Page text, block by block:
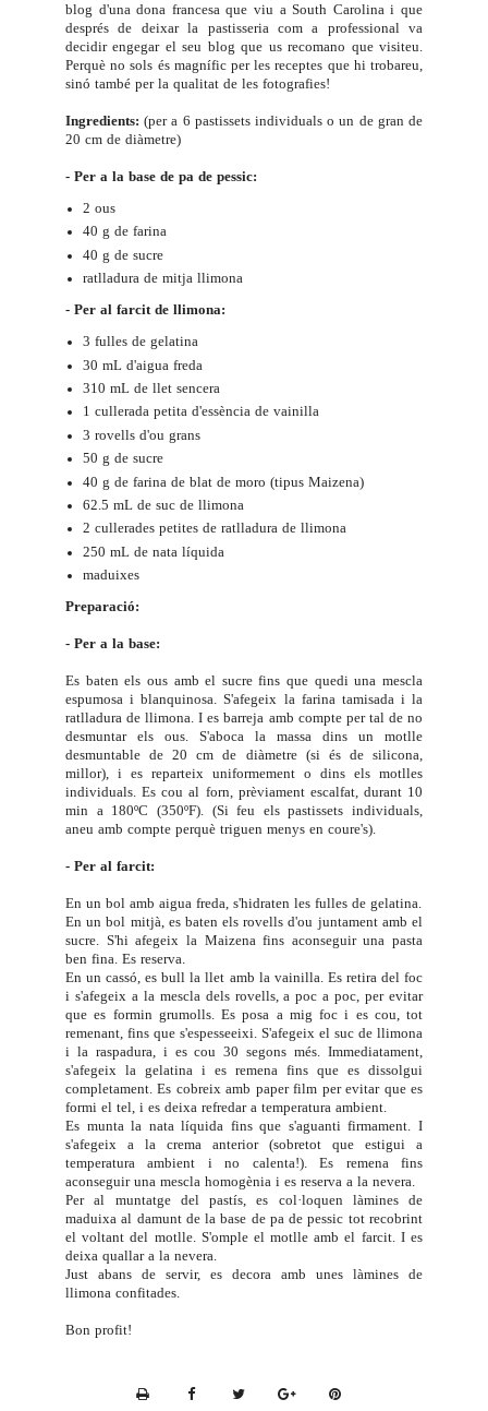
blog d'una dona francesa que viu a South Carolina i que
després de deixar la pastisseria com a professional va
decidir engegar el seu blog que us recomano que visiteu.
Perquè no sols és magnífic per les receptes que hi trobareu,
sinó també per la qualitat de les fotografies!
Ingredients: (per a 6 pastissets individuals o un de gran de
20 cm de diàmetre)
- Per a la base de pa de pessic:
2 ous
40 g de farina
40 g de sucre
ratlladura de mitja llimona
- Per al farcit de llimona:
3 fulles de gelatina
30 mL d'aigua freda
310 mL de llet sencera
1 cullerada petita d'essència de vainilla
3 rovells d'ou grans
50 g de sucre
40 g de farina de blat de moro (tipus Maizena)
62.5 mL de suc de llimona
2 cullerades petites de ratlladura de llimona
250 mL de nata líquida
maduixes
Preparació:
- Per a la base:
Es baten els ous amb el sucre fins que quedi una mescla
espumosa i blanquinosa. S'afegeix la farina tamisada i la
ratlladura de llimona. I es barreja amb compte per tal de no
desmuntar els ous. S'aboca la massa dins un motlle
desmuntable de 20 cm de diàmetre (si és de silicona,
millor), i es reparteix uniformement o dins els motlles
individuals. Es cou al forn, prèviament escalfat, durant 10
min a 180ºC (350ºF).(Si feu els pastissets individuals,
aneu amb compte perquè triguen menys en coure's).
- Per al farcit:
En un bol amb aigua freda, s'hidraten les fulles de gelatina.
En un bol mitjà, es baten els rovells d'ou juntament amb el
sucre. S'hi afegeix la Maizena fins aconseguir una pasta
ben fina. Es reserva.
En un cassó, es bull la llet amb la vainilla. Es retira del foc
i s'afegeix a la mescla dels rovells, a poc a poc, per evitar
que es formin grumolls. Es posa a mig foc i es cou, tot
remenant, fins que s'espesseeixi. S'afegeix el suc de llimona
i la raspadura, i es cou 30 segons més. Immediatament,
s'afegeix la gelatina i es remena fins que es dissolgui
completament. Es cobreix amb paper film per evitar que es
formi el tel, i es deixa refredar a temperatura ambient.
Es munta la nata líquida fins que s'aguanti firmament. I
s'afegeix a la crema anterior (sobretot que estigui a
temperatura ambient i no calenta!). Es remena fins
aconseguir una mescla homogènia i es reserva a la nevera.
Per al muntatge del pastís, es col·loquen làmines de
maduixa al damunt de la base de pa de pessic tot recobrint
el voltant del motlle. S'omple el motlle amb el farcit. I es
deixa quallar a la nevera.
Just abans de servir, es decora amb unes làmines de
llimona confitades.
Bon profit!